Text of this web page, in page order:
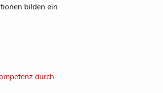
bilden ein
durch